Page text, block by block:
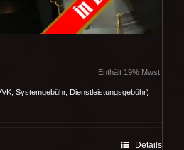
Enthält 19% Mwst.
Systemgebühr, Dienstleistungsgebühr)
Details